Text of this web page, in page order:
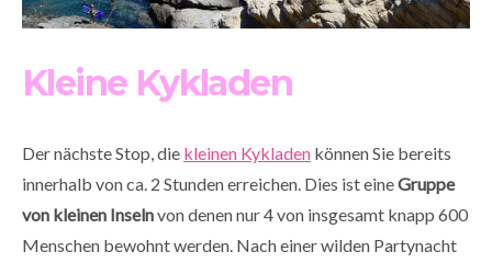
Kleine Kykladen
Der nächste Stop, die kleinen Kykladen können Sie bereits
innerhalb von ca. 2 Stunden erreichen. Dies ist eineGruppe
von kleinen Inselnvon denen nur 4 von insgesamt knapp 600
Menschen bewohnt werden. Nach einer wilden Partynacht